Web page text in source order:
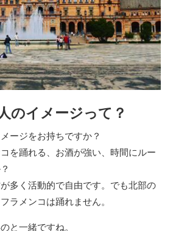
のイメージって？
ージをお持ちですか？
を踊れる、お酒が強い、時間にルー
多く活動的で自由です。でも北部の
ラメンコは踊れません。
と一緒ですね。